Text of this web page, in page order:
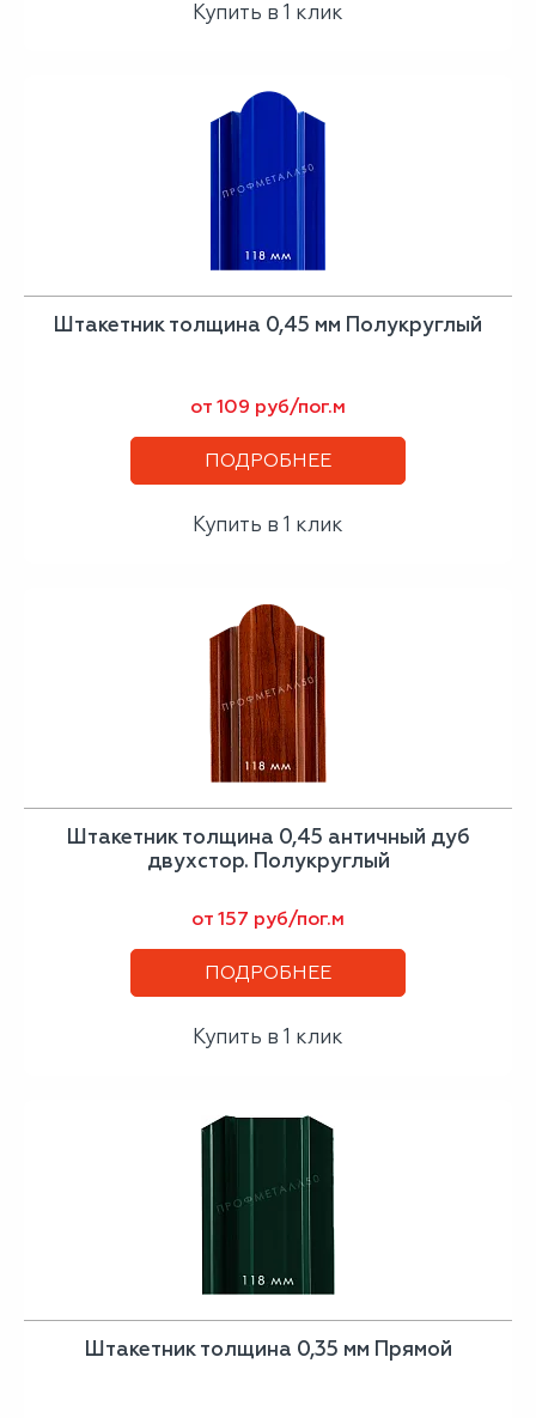
Купить в 1 клик
Штакетник толщина 0,45 мм Полукруглый
от 109 руб/пог.м
ПОДРОБНЕЕ
Купить в 1 клик
Штакетник толщина 0,45 античный дуб
двухстор. Полукруглый
от 157 руб/пог.м
ПОДРОБНЕЕ
Купить в 1 клик
Штакетник толщина 0,35 мм Прямой